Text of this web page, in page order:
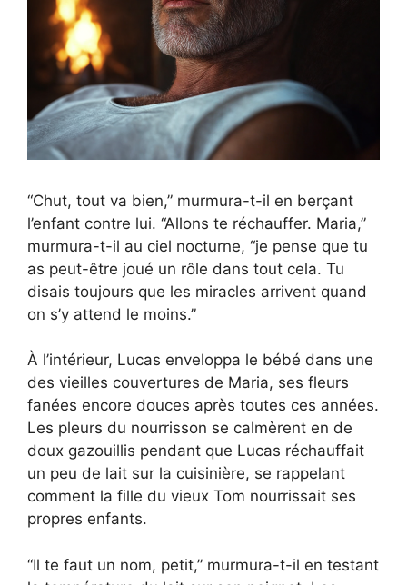
“Chut, tout va bien,” murmura-t-il en berçant
l’enfant contre lui. “Allons te réchauffer. Maria,”
murmura-t-il au ciel nocturne, “je pense que tu
as peut-être joué un rôle dans tout cela. Tu
disais toujours que les miracles arrivent quand
on s’y attend le moins.”
À l’intérieur, Lucas enveloppa le bébé dans une
des vieilles couvertures de Maria, ses fleurs
fanées encore douces après toutes ces années.
Les pleurs du nourrisson se calmèrent en de
doux gazouillis pendant que Lucas réchauffait
un peu de lait sur la cuisinière, se rappelant
comment la fille du vieux Tom nourrissait ses
propres enfants.
“Il te faut un nom, petit,” murmura-t-il en testant